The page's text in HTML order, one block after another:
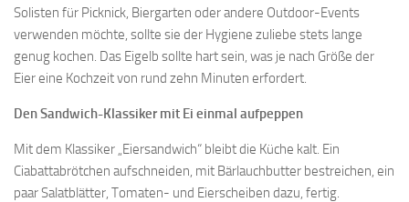
Solisten für Picknick, Biergarten oder andere Outdoor-Events
verwenden möchte, sollte sie der Hygiene zuliebe stets lange
genug kochen. Das Eigelb sollte hart sein, was je nach Größe der
Eier eine Kochzeit von rund zehn Minuten erfordert.
Den Sandwich-Klassiker mit Ei einmal aufpeppen
Mit dem Klassiker „Eiersandwich“ bleibt die Küche kalt. Ein
Ciabattabrötchen aufschneiden, mit Bärlauchbutter bestreichen, ein
paar Salatblätter, Tomaten- und Eierscheiben dazu, fertig.